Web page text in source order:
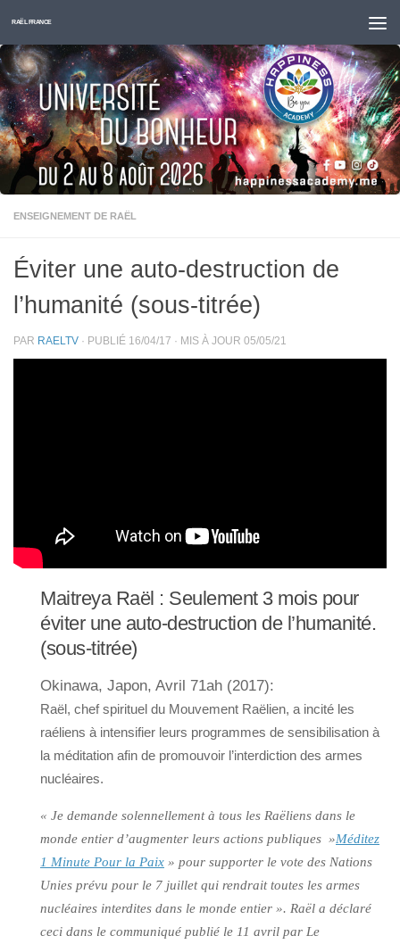
Skip to content
RAËL FRANCE
ENSEIGNEMENT DE RAËL
Éviter une auto-destruction de
l’humanité (sous-titrée)
PAR RAELTV · PUBLIÉ 16/04/17 · MIS À JOUR 05/05/21
Maitreya Raël : Seulement 3 mois pour
éviter une auto-destruction de l’humanité.
(sous-titrée)
Okinawa, Japon, Avril 71ah (2017):
Raël, chef spirituel du Mouvement Raëlien, a incité les
raéliens à intensifier leurs programmes de sensibilisation à
la méditation afin de promouvoir l’interdiction des armes
nucléaires.
« Je demande solennellement à tous les Raëliens dans le
monde entier d’augmenter leurs actions publiques »Méditez
1 Minute Pour la Paix » pour supporter le vote des Nations
Unies prévu pour le 7 juillet qui rendrait toutes les armes
nucléaires interdites dans le monde entier ». Raël a déclaré
ceci dans le communiqué publié le 11 avril par Le